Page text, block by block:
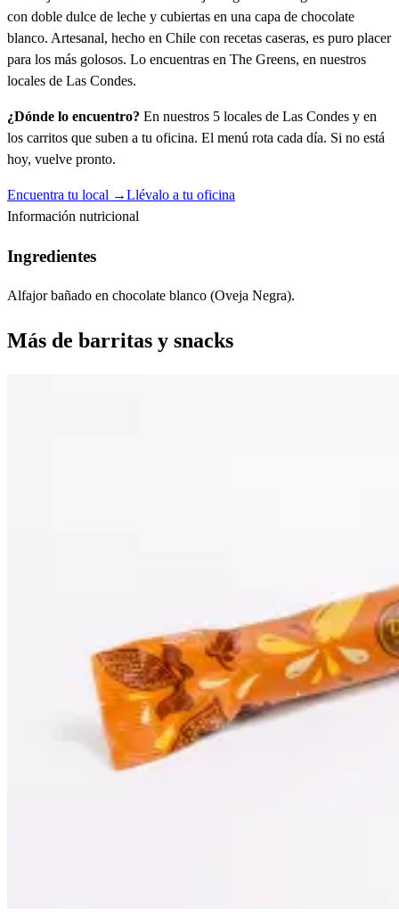
con doble dulce de leche y cubiertas en una capa de chocolate
blanco. Artesanal, hecho en Chile con recetas caseras, es puro placer
para los más golosos. Lo encuentras en The Greens, en nuestros
locales de Las Condes.
¿Dónde lo encuentro? En nuestros 5 locales de Las Condes y en
los carritos que suben a tu oficina. El menú rota cada día. Si no está
hoy, vuelve pronto.
Encuentra tu local →Llévalo a tu oficina
Información nutricional
Ingredientes
Alfajor bañado en chocolate blanco (Oveja Negra).
Más de barritas y snacks